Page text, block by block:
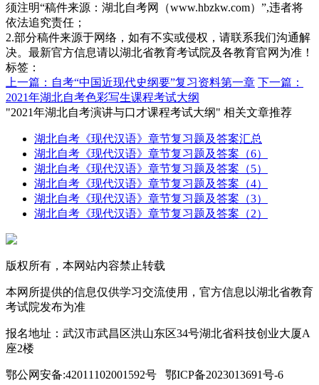
须注明“稿件来源：湖北自考网（www.hbzkw.com）”,违者将
依法追究责任；
2.部分稿件来源于网络，如有不实或侵权，请联系我们沟通解
决。最新官方信息请以湖北省教育考试院及各教育官网为准！
标签：
上一篇：自考“中国近现代史纲要”复习资料第一章 下一篇：
2021年湖北自考色彩写生课程考试大纲
"2021年湖北自考演讲与口才课程考试大纲" 相关文章推荐
湖北自考《现代汉语》章节复习题及答案汇总
湖北自考《现代汉语》章节复习题及答案（6）
湖北自考《现代汉语》章节复习题及答案（5）
湖北自考《现代汉语》章节复习题及答案（4）
湖北自考《现代汉语》章节复习题及答案（3）
湖北自考《现代汉语》章节复习题及答案（2）
版权所有，本网站内容禁止转载
本网所提供的信息仅供学习交流使用，官方信息以湖北省教育
考试院发布为准
报名地址：武汉市武昌区洪山东区34号湖北省科技创业大厦A
座2楼
鄂公网安备:42011102001592号 鄂ICP备2023013691号-6